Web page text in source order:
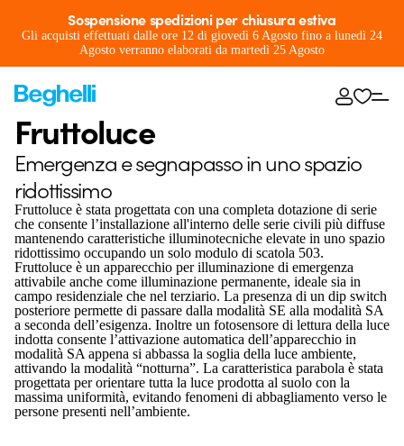
Sospensione spedizioni per chiusura estiva
Gli acquisti effettuati dalle ore 12 di giovedì 6 Agosto fino a lunedì 24
Agosto verranno elaborati da martedì 25 Agosto
Fruttoluce
Emergenza e segnapasso in uno spazio
ridottissimo
Fruttoluce è stata progettata con una completa dotazione di serie
che consente l’installazione all'interno delle serie civili più diffuse
mantenendo caratteristiche illuminotecniche elevate in uno spazio
ridottissimo occupando un solo modulo di scatola 503.
Fruttoluce è un apparecchio per illuminazione di emergenza
attivabile anche come illuminazione permanente, ideale sia in
campo residenziale che nel terziario. La presenza di un dip switch
posteriore permette di passare dalla modalità SE alla modalità SA
a seconda dell’esigenza. Inoltre un fotosensore di lettura della luce
indotta consente l’attivazione automatica dell’apparecchio in
modalità SA appena si abbassa la soglia della luce ambiente,
attivando la modalità “notturna”. La caratteristica parabola è stata
progettata per orientare tutta la luce prodotta al suolo con la
massima uniformità, evitando fenomeni di abbagliamento verso le
persone presenti nell’ambiente.